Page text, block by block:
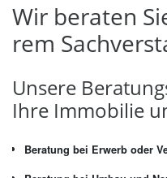
Wir be­ra­ten
rem
Unsere
Ihre Immobilie
Beratung bei Erwerb oder